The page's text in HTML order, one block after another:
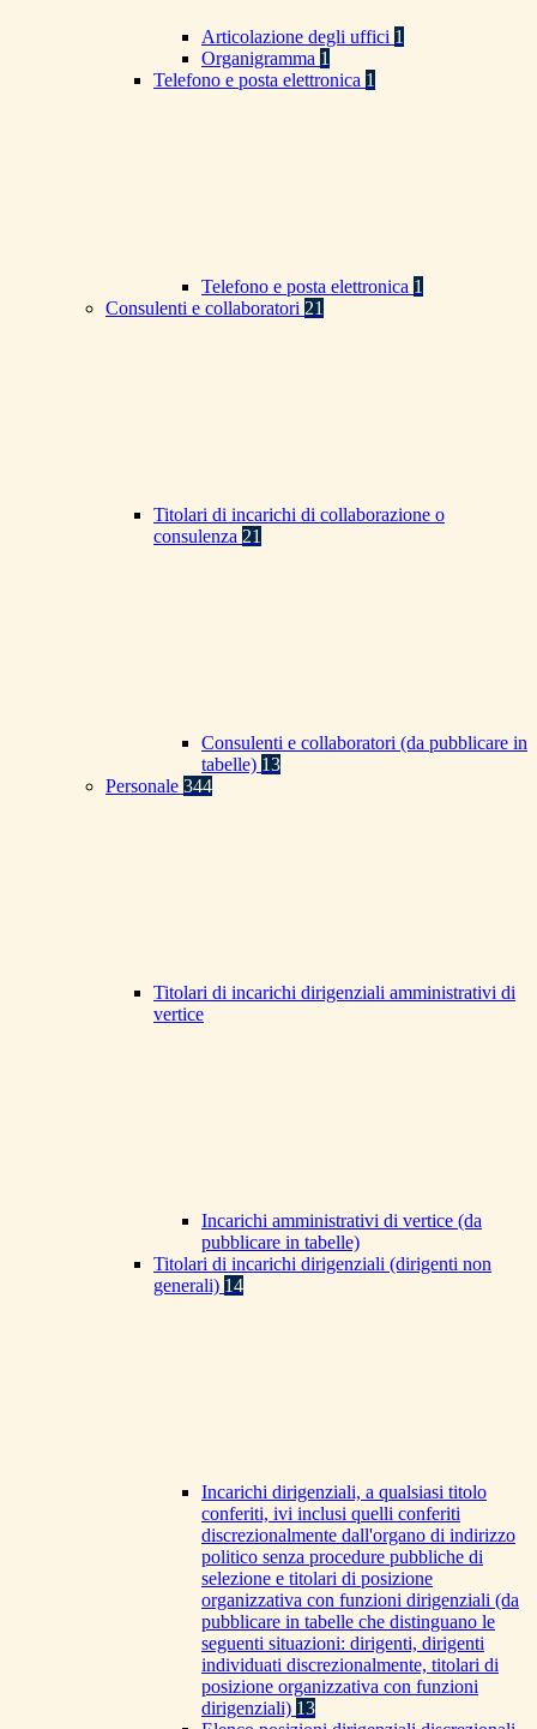
Articolazione degli uffici 1
Organigramma 1
Telefono e posta elettronica 1
Telefono e posta elettronica 1
Consulenti e collaboratori 21
Titolari di incarichi di collaborazione o
consulenza 21
Consulenti e collaboratori (da pubblicare in
tabelle) 13
Personale 344
Titolari di incarichi dirigenziali amministrativi di
vertice
Incarichi amministrativi di vertice (da
pubblicare in tabelle)
Titolari di incarichi dirigenziali (dirigenti non
generali) 14
Incarichi dirigenziali, a qualsiasi titolo
conferiti, ivi inclusi quelli conferiti
discrezionalmente dall'organo di indirizzo
politico senza procedure pubbliche di
selezione e titolari di posizione
organizzativa con funzioni dirigenziali (da
pubblicare in tabelle che distinguano le
seguenti situazioni: dirigenti, dirigenti
individuati discrezionalmente, titolari di
posizione organizzativa con funzioni
dirigenziali) 13